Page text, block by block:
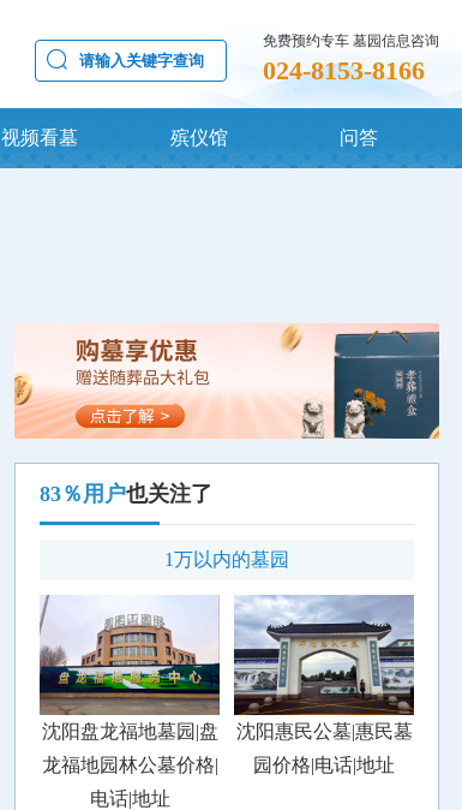
免费预约专车 墓园信息咨询
024-8153-8166
视频看墓 殡仪馆 问答
83％用户也关注了
1万以内的墓园
沈阳盘龙福地墓园|盘
龙福地园林公墓价格|
电话|地址
沈阳惠民公墓|惠民墓
园价格|电话|地址